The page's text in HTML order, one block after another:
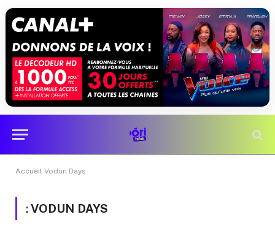
Accueil Vodun Days
:VODUN DAYS